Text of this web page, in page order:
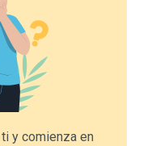
y comienza en